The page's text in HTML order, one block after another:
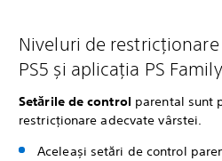
Niveluri de
PS5 și aplicația PS
Setările de control parental sunt
restricționare adecvate vârstei.
Aceleași setări de control